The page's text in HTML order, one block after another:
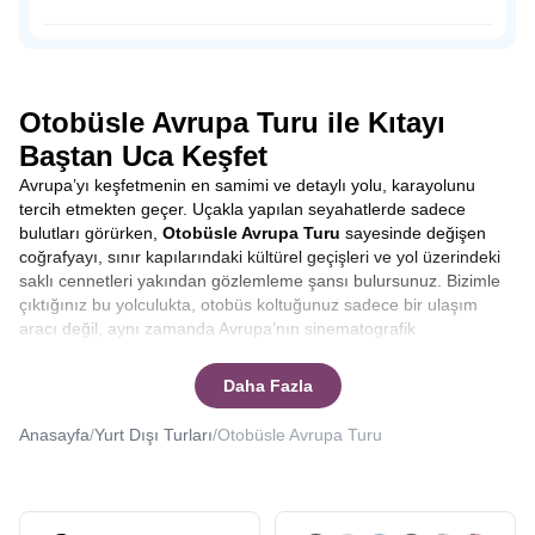
doğal güzelliğine rağmen, henüz çılgın turist kalabalığına
uğramamış bakir bir yerleşim yeri.
Otobüsle Avrupa Turu ile Kıtayı
Baştan Uca Keşfet
Avrupa’yı keşfetmenin en samimi ve detaylı yolu, karayolunu
tercih etmekten geçer. Uçakla yapılan seyahatlerde sadece
bulutları görürken, Otobüsle Avrupa Turu sayesinde değişen
coğrafyayı, sınır kapılarındaki kültürel geçişleri ve yol üzerindeki
saklı cennetleri yakından gözlemleme şansı bulursunuz. Bizimle
çıktığınız bu yolculukta, otobüs koltuğunuz sadece bir ulaşım
aracı değil, aynı zamanda Avrupa’nın sinematografik
şehirler arası geçişlerde rehberlerimizin anlatımlarıyla
bilgilenirken, molalarda yerel lezzetleri tatma fırsatı yakalarsınız.
kendisinden keyif alanlar için tasarlanmıştır.
Seyahat etmek, sadece yeni yerler görmek değil, aynı zamanda
Daha Fazla
Anasayfa/Yurt Dışı Turları/Otobüsle Avrupa Turu